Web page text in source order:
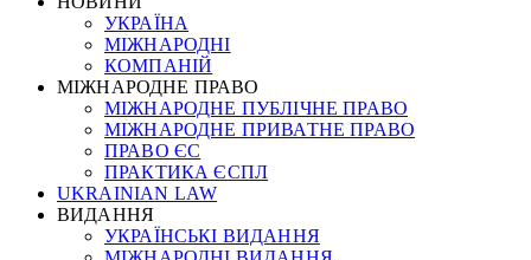
УКРАЇНА
МІЖНАРОДНІ
КОМПАНІЙ
МІЖНАРОДНЕ ПРАВО
МІЖНАРОДНЕ ПУБЛІЧНЕ ПРАВО
МІЖНАРОДНЕ ПРИВАТНЕ ПРАВО
ПРАВО ЄС
ПРАКТИКА ЄСПЛ
UKRAINIAN LAW
ВИДАННЯ
УКРАЇНСЬКІ ВИДАННЯ